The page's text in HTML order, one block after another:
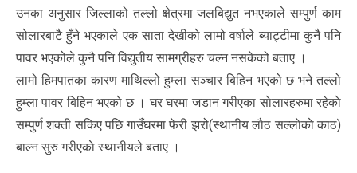
उनका अनुसार जिल्लाको तल्लो क्षेत्रमा जलबिद्युत नभएकाले सम्पुर्ण काम
सोलारबाटै हुँने भएकाले एक साता देखीको लामो वर्षाले ब्याट्टीमा कुनै पनि
पावर भएकोले कुनै पनि विद्युतीय सामग्रीहरु चल्न नसकेको बताए ।
लामो हिमपातका कारण माथिल्लो हुम्ला सञ्चार बिहिन भएको छ भने तल्लो
हुम्ला पावर बिहिन भएको छ । घर घरमा जडान गरीएका साेलारहरुमा रहेकाे
सम्पुर्ण शक्ती सकिए पछि गाउँघरमा फेरी झरो(स्थानीय लाैठ सल्लाेकाे काठ)
बाल्न सुरु गरीएकाे स्थानीयले बताए ।